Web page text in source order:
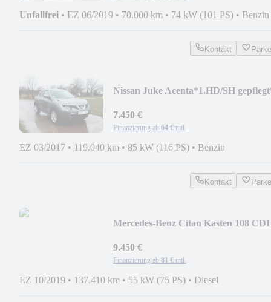
Unfallfrei • EZ 06/2019 • 70.000 km • 74 kW (101 PS) • Benzin
Kontakt
Nissan Juke Acenta*1.HD/SH
7.450 €
Finanzierung ab 64 € mtl.
EZ 03/2017 • 119.040 km • 85 kW (116 PS) • Benzin
Kontakt
Mercedes-Benz Citan Kasten 108 CDI
9.450 €
Finanzierung ab 81 € mtl.
EZ 10/2019 • 137.410 km • 55 kW (75 PS) • Diesel